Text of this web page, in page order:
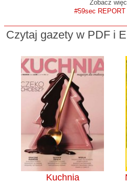
Zobacz
#59sec REPORT
Czytaj gazety w PDF i
Kuchnia